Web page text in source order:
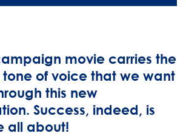
movie carries the
of voice that we want
this new
Success, indeed, is
all about!